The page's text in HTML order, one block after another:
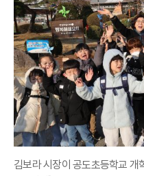
김보라 시장이 공도초등학교 개